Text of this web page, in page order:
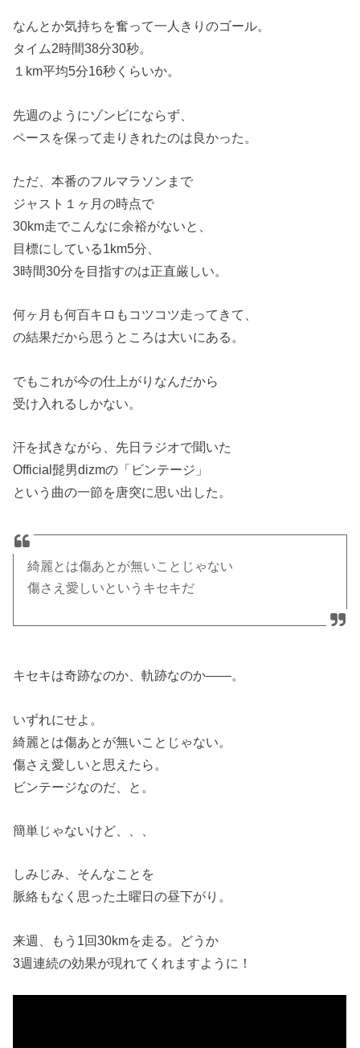
なんとか気持ちを奮って一人きりのゴール。
タイム2時間38分30秒。
１km平均5分16秒くらいか。
先週のようにゾンビにならず、
ペースを保って走りきれたのは良かった。
ただ、本番のフルマラソンまで
ジャスト１ヶ月の時点で
30km走でこんなに余裕がないと、
目標にしている1km5分、
3時間30分を目指すのは正直厳しい。
何ヶ月も何百キロもコツコツ走ってきて、
の結果だから思うところは大いにある。
でもこれが今の仕上がりなんだから
受け入れるしかない。
汗を拭きながら、先日ラジオで聞いた
Official髭男dizmの「ビンテージ」
という曲の一節を唐突に思い出した。
綺麗とは傷あとが無いことじゃない
傷さえ愛しいというキセキだ
キセキは奇跡なのか、軌跡なのか――。
いずれにせよ。
綺麗とは傷あとが無いことじゃない。
傷さえ愛しいと思えたら。
ビンテージなのだ、と。
簡単じゃないけど、、、
しみじみ、そんなことを
脈絡もなく思った土曜日の昼下がり。
来週、もう1回30kmを走る。どうか
3週連続の効果が現れてくれますように！